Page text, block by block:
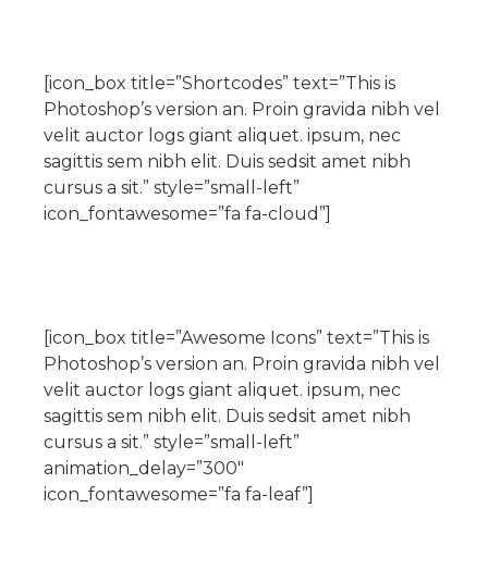
[icon_box title=”Shortcodes” text=”This is
Photoshop’s version an. Proin gravida nibh vel
velit auctor logs giant aliquet. ipsum, nec
sagittis sem nibh elit. Duis sedsit amet nibh
cursus a sit.” style=”small-left”
icon_fontawesome=”fa fa-cloud”]
[icon_box title=”Awesome Icons” text=”This is
Photoshop’s version an. Proin gravida nibh vel
velit auctor logs giant aliquet. ipsum, nec
sagittis sem nibh elit. Duis sedsit amet nibh
cursus a sit.” style=”small-left”
animation_delay=”300″
icon_fontawesome=”fa fa-leaf”]